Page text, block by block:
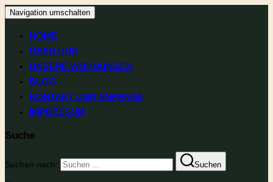
Navigation umschalten
HOME
ÜBER UNS
UNSERE WOHNUNGEN
BLOG
KONTAKT UND ANFRAGE
IMPRESSUM
Suche
Suchen nach: Suchen